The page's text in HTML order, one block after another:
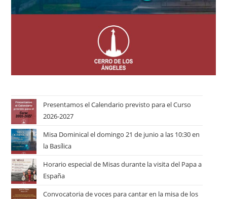
Presentamos el Calendario previsto para el Curso
2026-2027
Misa Dominical el domingo 21 de junio a las 10:30 en
la Basílica
Horario especial de Misas durante la visita del Papa a
España
Convocatoria de voces para cantar en la misa de los